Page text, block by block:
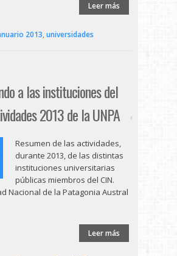
Leer más
2013, universidades
a las instituciones del
2013 de la UNPA
Resumen de las actividades,
durante 2013, de las distintas
instituciones universitarias
públicas miembros del CIN.
Nacional de la Patagonia Austral
Leer más